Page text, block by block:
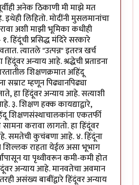
अनेक ठिकाणी मी माझे मत
लिहितो. मोदींनी मुसलमानांचा
अशी माझी भूमिका कधीही
हिंदूंची प्रसिद्ध मंदिरे सरकारे
त्यातले "उत्पन्न" इतरत्र खर्च
हिंदूंवर अन्याय आहे. श्रद्धेची प्रताडना
शिक्षणक्रमात अहिंदू
सम्राट म्हणून पिढ्यानपिढ्या
हा हिंदूंवर अन्याय आहे. सत्याशी
३. शिक्षण हक्क कायद्याद्वारे,
शिक्षणसंस्थाचालकांना एकतर्फी
सामना करावा लागतो. हा हिंदूंवर
समतेची कुचंबणा आहे. ४. हिंदूंना
शिल्लक राहता येईल असा भूभाग
या पृथ्वीवरून कमी-कमी होत
अन्याय आहे. मानवतेचा अवमान
असंख्य बाबींद्वारे हिंदूंवर अन्याय